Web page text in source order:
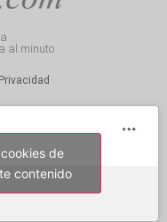
al minuto
de
contenido